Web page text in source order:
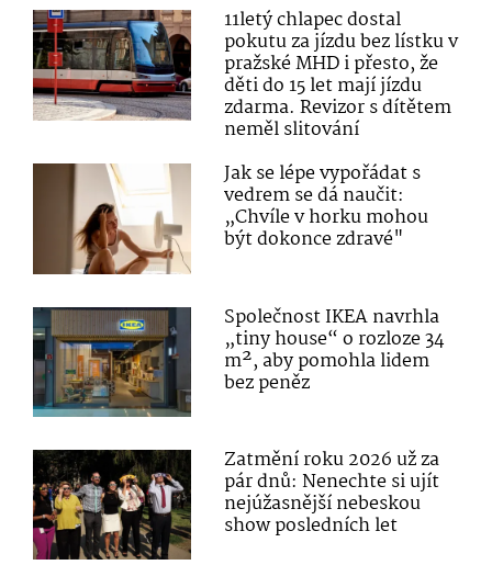
11letý chlapec dostal
pokutu za jízdu bez lístku v
pražské MHD i přesto, že
děti do 15 let mají jízdu
zdarma. Revizor s dítětem
neměl slitování
Jak se lépe vypořádat s
vedrem se dá naučit:
„Chvíle v horku mohou
být dokonce zdravé"
Společnost IKEA navrhla
„tiny house“ o rozloze 34
m², aby pomohla lidem
bez peněz
Zatmění roku 2026 už za
pár dnů: Nenechte si ujít
nejúžasnější nebeskou
show posledních let